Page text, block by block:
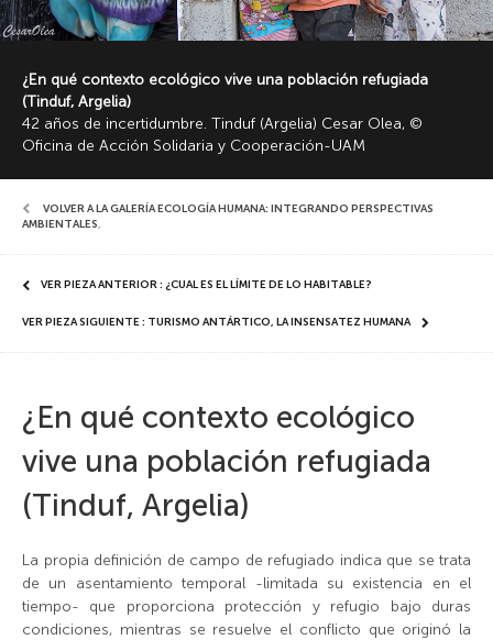
¿En qué contexto ecológico vive una población refugiada
(Tinduf, Argelia)
42 años de incertidumbre. Tinduf (Argelia) Cesar Olea, ©
Oficina de Acción Solidaria y Cooperación-UAM
VOLVER A LA GALERÍA ECOLOGÍA HUMANA: INTEGRANDO PERSPECTIVAS
AMBIENTALES,
VER PIEZA ANTERIOR : ¿CUAL ES EL LÍMITE DE LO HABITABLE?
VER PIEZA SIGUIENTE : TURISMO ANTÁRTICO, LA INSENSATEZ HUMANA
¿En qué contexto ecológico
vive una población refugiada
(Tinduf, Argelia)
La propia definición de campo de refugiado indica que se trata
de un asentamiento temporal -limitada su existencia en el
tiempo- que proporciona protección y refugio bajo duras
condiciones, mientras se resuelve el conflicto que originó la